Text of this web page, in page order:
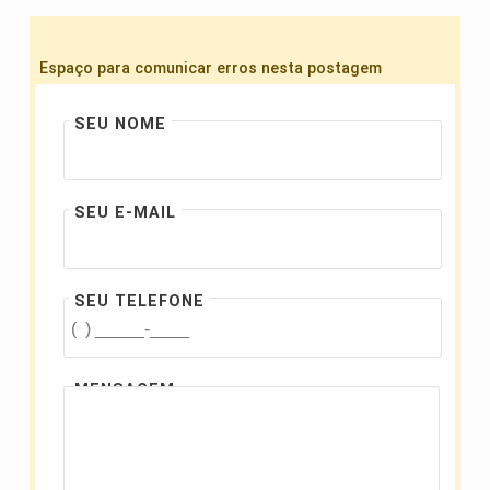
Espaço para comunicar erros nesta postagem
SEU NOME
SEU E-MAIL
SEU TELEFONE
MENSAGEM